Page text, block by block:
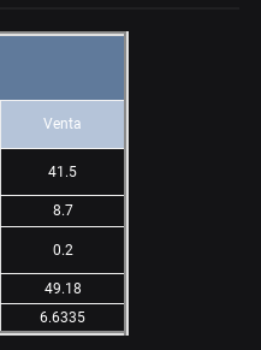
Venta
41.5
8.7
0.2
49.18
6.6335